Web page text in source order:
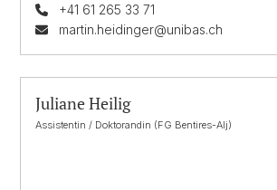
+41 61 265 33 71
martin.heidinger@unibas.ch
Juliane Heilig
Assistentin / Doktorandin (FG Bentires-Alj)